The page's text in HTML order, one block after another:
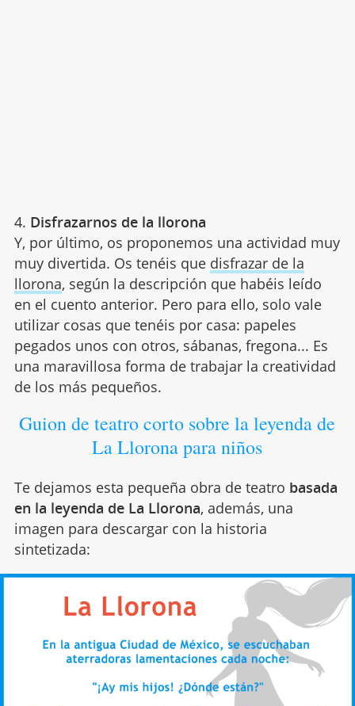
4. Disfrazarnos de la llorona
Y, por último, os proponemos una actividad muy
muy divertida. Os tenéis que disfrazar de la
llorona, según la descripción que habéis leído
en el cuento anterior. Pero para ello, solo vale
utilizar cosas que tenéis por casa: papeles
pegados unos con otros, sábanas, fregona... Es
una maravillosa forma de trabajar la creatividad
de los más pequeños.
Guion de teatro corto sobre la leyenda de
La Llorona para niños
Te dejamos esta pequeña obra de teatro basada
en la leyenda de La Llorona, además, una
imagen para descargar con la historia
sintetizada: